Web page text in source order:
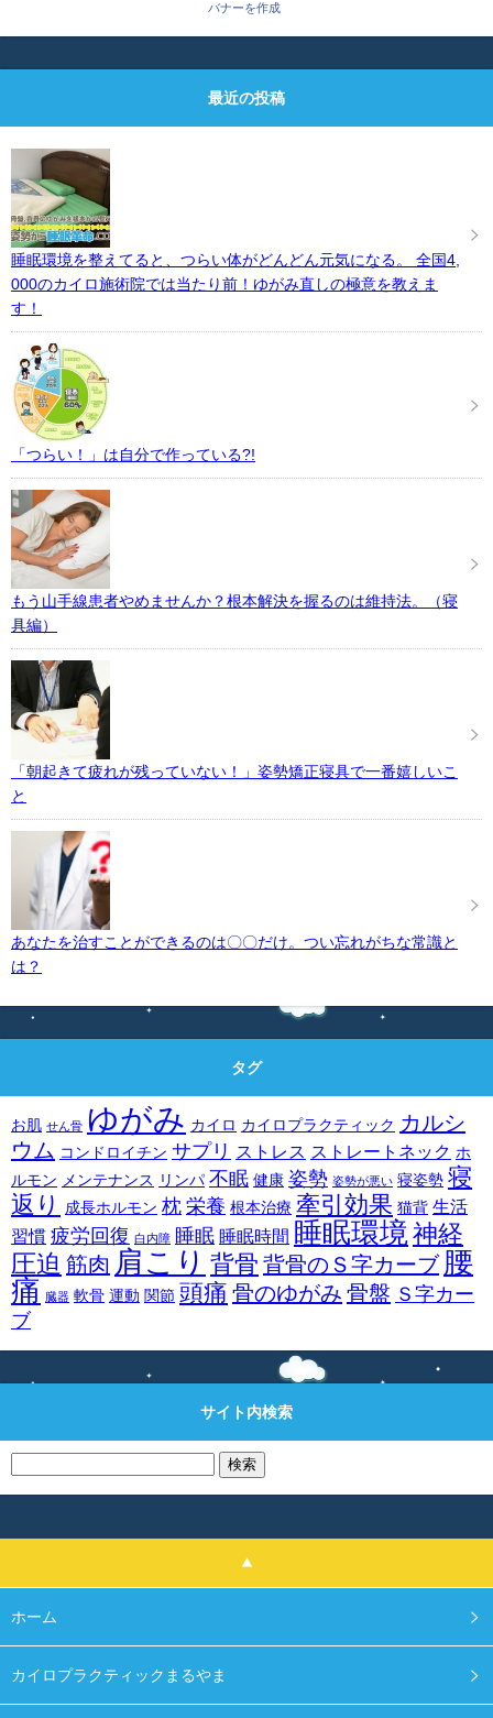
バナーを作成
最近の投稿
睡眠環境を整えてると、つらい体がどんどん元気になる。 全国4,
000のカイロ施術院では当たり前！ゆがみ直しの極意を教えま
す！
「つらい！」は自分で作っている?!
もう山手線患者やめませんか？根本解決を握るのは維持法。（寝
具編）
「朝起きて疲れが残っていない！」姿勢矯正寝具で一番嬉しいこ
と
あなたを治すことができるのは〇〇だけ。つい忘れがちな常識と
は？
タグ
お肌 せん骨 ゆがみ カイロ カイロプラクティック カルシ
ウム コンドロイチン サプリ ストレス ストレートネック ホ
ルモン メンテナンス リンパ 不眠 健康 姿勢 姿勢が悪い 寝姿勢 寝
返り
成長ホルモン 枕栄養 根本治療 牽引効果 猫背 生活
習慣 疲労回復 白内障 睡眠 睡眠時間 睡眠環境神経
圧迫 筋肉 肩こり 背骨 背骨のＳ字カーブ 腰
痛
臓器 軟骨 運動 関節 頭痛 骨のゆがみ 骨盤 Ｓ字カー
ブ
サイト内検索
ホーム
カイロプラクティックまるやま